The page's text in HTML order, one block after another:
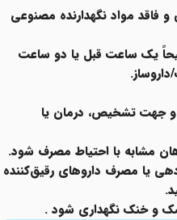
فاقد مواد نگهدارنده مصنوعی
ترجیحاً یک ساعت قبل یا دو ساعت
جهت تشخیص، درمان یا
مشابه با احتیاط مصرف شود.
یا مصرف داروهای رقیق‌کننده
و خنک نگهداری شود .